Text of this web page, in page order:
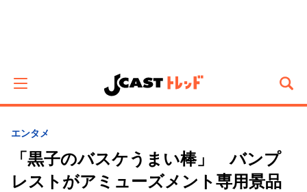
エンタメ
「黒子のバスケうまい棒」 バンプ
レストがアミューズメント専用景品